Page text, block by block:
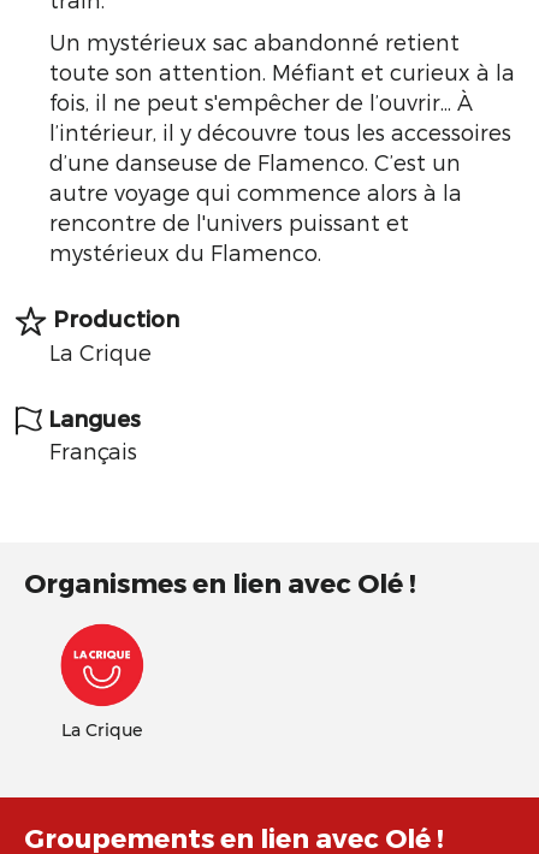
Un mystérieux sac abandonné retient
toute son attention. Méfiant et curieux à la
fois, il ne peut s'empêcher de l’ouvrir... À
l’intérieur, il y découvre tous les accessoires
d’une danseuse de Flamenco. C’est un
autre voyage qui commence alors à la
rencontre de l'univers puissant et
mystérieux du Flamenco.
Production
La Crique
Langues
Français
Organismes en lien avec Olé !
La Crique
Groupements en lien avec Olé !